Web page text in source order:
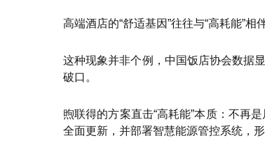
高端酒店的“舒适基因”往往与“高耗能”
这种现象并非个例，中国饭店协会数据
破口。
煦联得的方案直击“高耗能”本质：不再
全面更新，并部署智慧能源管控系统，